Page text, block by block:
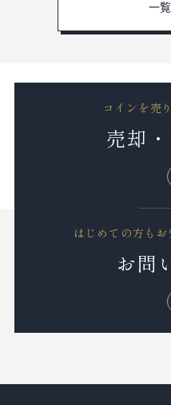
一
コインを売
売却
はじめての方も
お問